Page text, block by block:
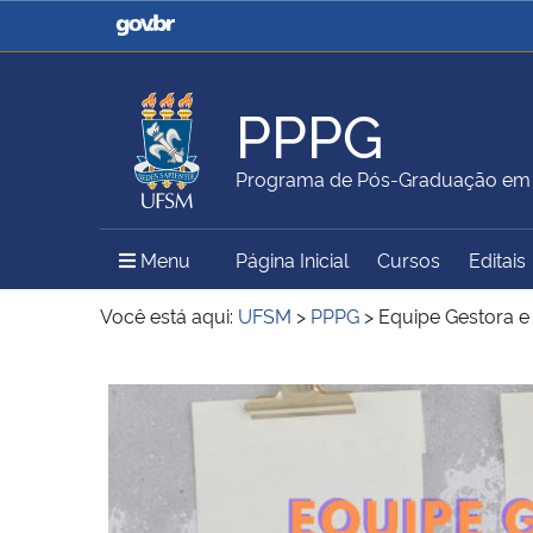
Casa Civil
Ministério da Justiça e
Ministério da Agricultura,
Pecuária e Abastecimento
Ministério da Educação
Ministério do Meio Ambiente Ministério do Turismo
Secretaria de Governo
Gabinete de Segurança
PPPG
Programa de Pós-Graduação
Menu Menu Principal do Sítio
Página Inicial Cursos Editais
Você está aqui: UFSM > PPPG > Equipe Gestora